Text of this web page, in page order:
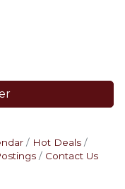
Hot Deals
Contact Us